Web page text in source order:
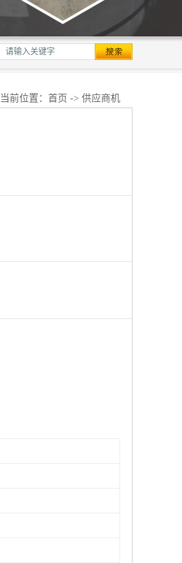
当前位置： 首页 -> 供应商机